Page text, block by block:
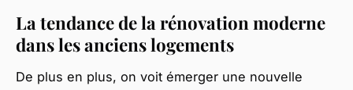
La tendance de la rénovation moderne
dans les anciens logements
De plus en plus, on voit émerger une nouvelle